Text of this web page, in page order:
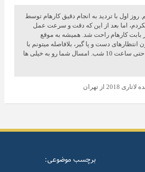
2018 هستم. روز اول با تردید به انجام دقیق کارهام توسط
اما بعد از این که دقت و سرعت عمل
بابت کارهام راحت شد. همیشه به موقع
دست و پا گیر، بلافاصله میتونم با
مشاورم صحبت کنم. حتی ساعت 10 شب. امسال شما رو به خیلی ها
2018 از تهران
برچسب موضوعی: